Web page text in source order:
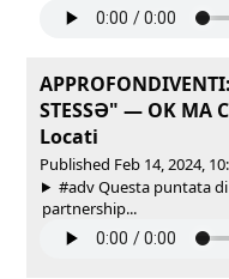
STESSƏ" — OK MA
Locati
Published Feb 14, 2024,
#adv Questa puntata di
partnership...